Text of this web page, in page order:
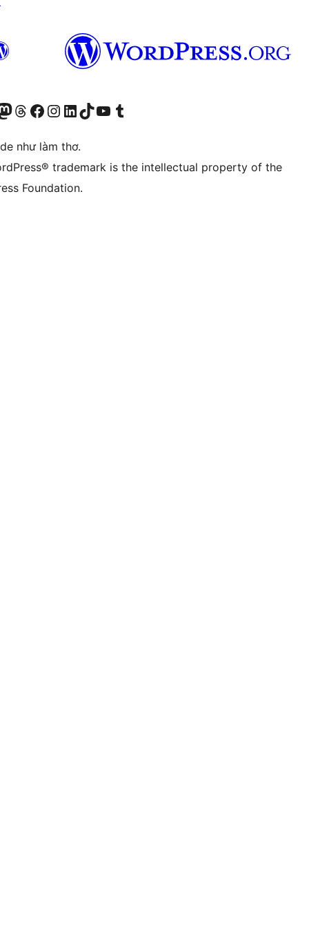
account
our Mastodon account
Visit our Threads account
Xem trang Facebook của chúng tôiTruy cập tài khoản Instagram của chúng tôiTruy cập tài khoản LinkedIn của chúng tôiVisit our TikTok account
Truy cập kênh YouTube của chúng tôi Visit our Tumblr account
như làm thơ.
trademark is the intellectual property of the
Foundation.